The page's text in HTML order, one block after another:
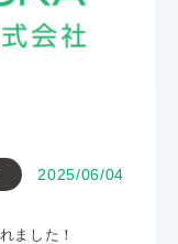
2025/06/04
ました！